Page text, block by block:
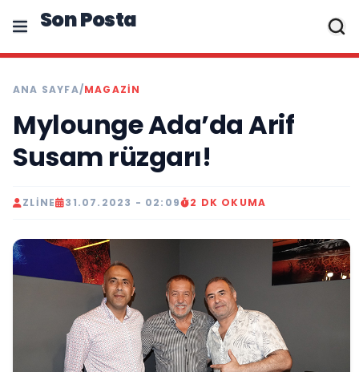
Son Posta
ANA SAYFA/MAGAZIN
Mylounge Ada’da Arif
Susam rüzgarı!
ZLINE 31.07.2023 - 02:09 2 DK OKUMA